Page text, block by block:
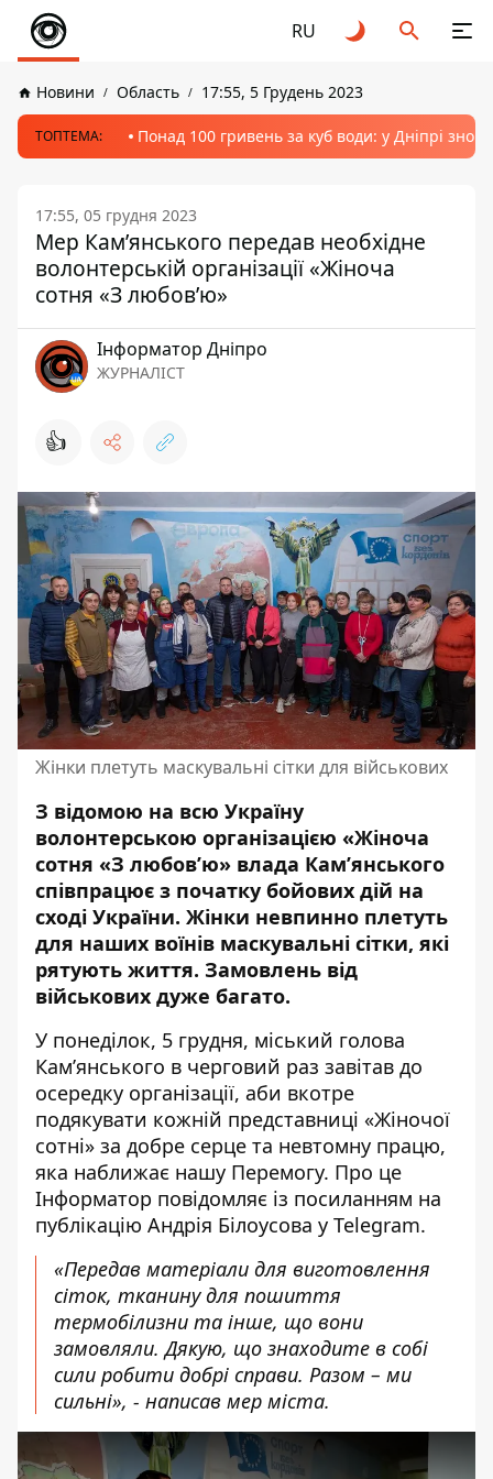
RU
Новини Область 17:55, 5 Грудень 2023
ТОПТЕМА: Понад 100 гривень за куб води: у Дніпрі
17:55, 05 грудня 2023
Мер Кам’янського передав необхідне
волонтерській організації «Жіноча
сотня «З любов’ю»
Інформатор Дніпро
ЖУРНАЛІСТ
👍
Жінки плетуть маскувальні сітки для військових
З відомою на всю Україну
волонтерською організацією «Жіноча
сотня «З любов’ю» влада Кам’янського
співпрацює з початку бойових дій на
сході України. Жінки невпинно плетуть
для наших воїнів маскувальні сітки, які
рятують життя. Замовлень від
військових дуже багато.
У понеділок, 5 грудня, міський голова
Кам’янського в черговий раз завітав до
осередку організації, аби вкотре
подякувати кожній представниці «Жіночої
сотні» за добре серце та невтомну працю,
яка наближає нашу Перемогу. Про це
Інформатор повідомляє із посиланням на
публікацію Андрія Білоусова у Telegram.
«Передав матеріали для виготовлення
сіток, тканину для пошиття
термобілизни та інше, що вони
замовляли. Дякую, що знаходите в собі
сили робити добрі справи. Разом – ми
сильні», - написав мер міста.